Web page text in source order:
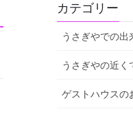
カテゴリー
うさぎやでの出
うさぎやの近く
ゲストハウスの